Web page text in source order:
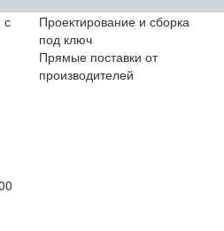
с
Проектирование и сборка
под ключ
Прямые поставки от
производителей